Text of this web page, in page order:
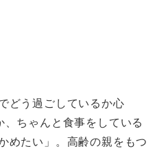
どう過ごしているか心
ちゃんと食事をしている
めたい」。高齢の親をもつ